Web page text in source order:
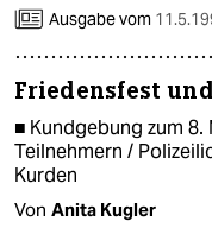
Ausgabe vom
Friedensfest
■ Kundgebung zum
Teilnehmern /
Kurden
Von Anita Kugler